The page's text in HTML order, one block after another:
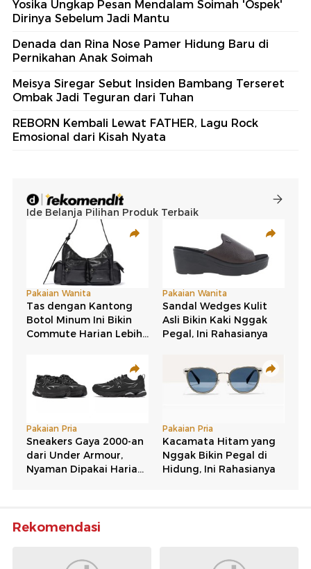
Yosika Ungkap Pesan Mendalam Soimah 'Ospek'
Dirinya Sebelum Jadi Mantu
Denada dan Rina Nose Pamer Hidung Baru di
Pernikahan Anak Soimah
Meisya Siregar Sebut Insiden Bambang Terseret
Ombak Jadi Teguran dari Tuhan
REBORN Kembali Lewat FATHER, Lagu Rock
Emosional dari Kisah Nyata
Rekomendasi